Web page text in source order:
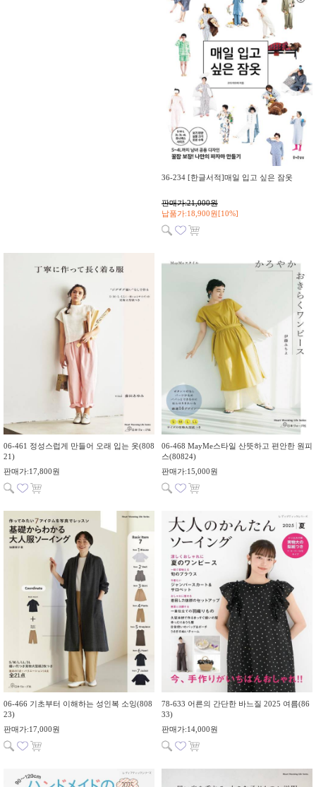
36-234 [한글서적]매일 입고 싶은 잠옷
판매가:21,000원
납품가:18,900원[10%]
06-461 정성스럽게 만들어 오래 입는 옷(808
21)
판매가:17,800원
06-468 MayMe스타일 산뜻하고 편안한 원피
스(80824)
판매가:15,000원
06-466 기초부터 이해하는 성인복 소잉(808
23)
판매가:17,000원
78-633 어른의 간단한 바느질 2025 여름(86
33)
판매가:14,000원